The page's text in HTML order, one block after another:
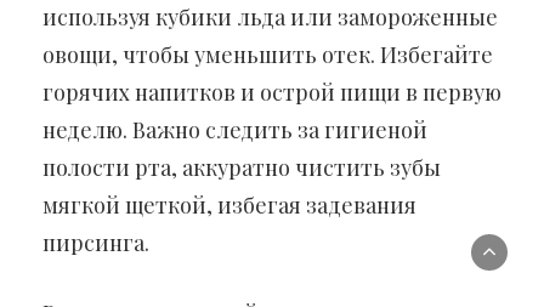
используя кубики льда или замороженные
овощи, чтобы уменьшить отек. Избегайте
горячих напитков и острой пищи в первую
неделю. Важно следить за гигиеной
полости рта, аккуратно чистить зубы
мягкой щеткой, избегая задевания
пирсинга.